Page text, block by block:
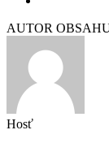
AUTOR
Hosť